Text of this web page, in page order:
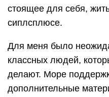
стоящее для себя,
сиплсплюсе.
Для меня было
классных людей,
делают. Море
дополнительные